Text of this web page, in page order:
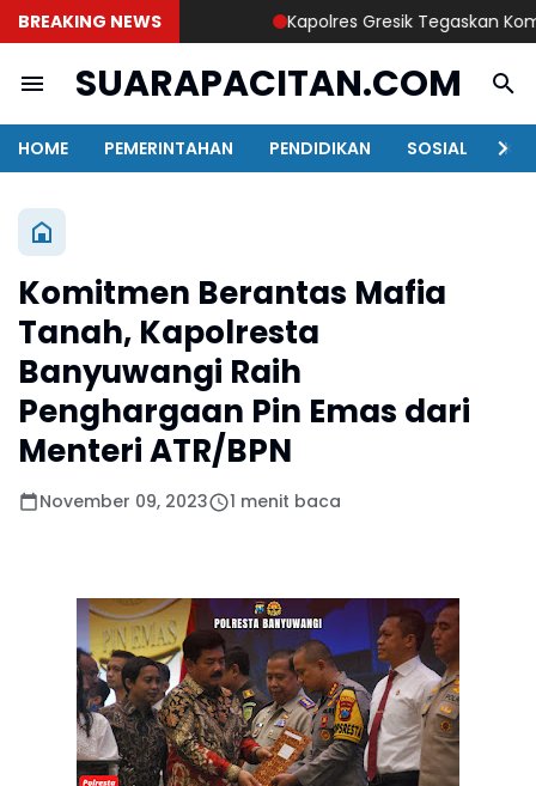
BREAKING NEWS Kapolres Gresik Tegaskan
SUARAPACITAN.COM
HOME PEMERINTAHAN PENDIDIKAN SOSIAL
Komitmen Berantas Mafia
Tanah, Kapolresta
Banyuwangi Raih
Penghargaan Pin Emas dari
Menteri ATR/BPN
November 09, 2023 1 menit baca